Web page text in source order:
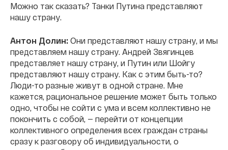
Можно так сказать? Танки Путина представляют
нашу страну.
Антон Долин: Они представляют нашу страну, и мы
представляем нашу страну. Андрей Звягинцев
представляет нашу страну, и Путин или Шойгу
представляют нашу страну. Как с этим быть-то?
Люди-то разные живут в одной стране. Мне
кажется, рациональное решение может быть только
одно, чтобы не сойти с ума и всем коллективно не
покончить с собой, — перейти от концепции
коллективного определения всех граждан страны
сразу к разговору об индивидуальности, о